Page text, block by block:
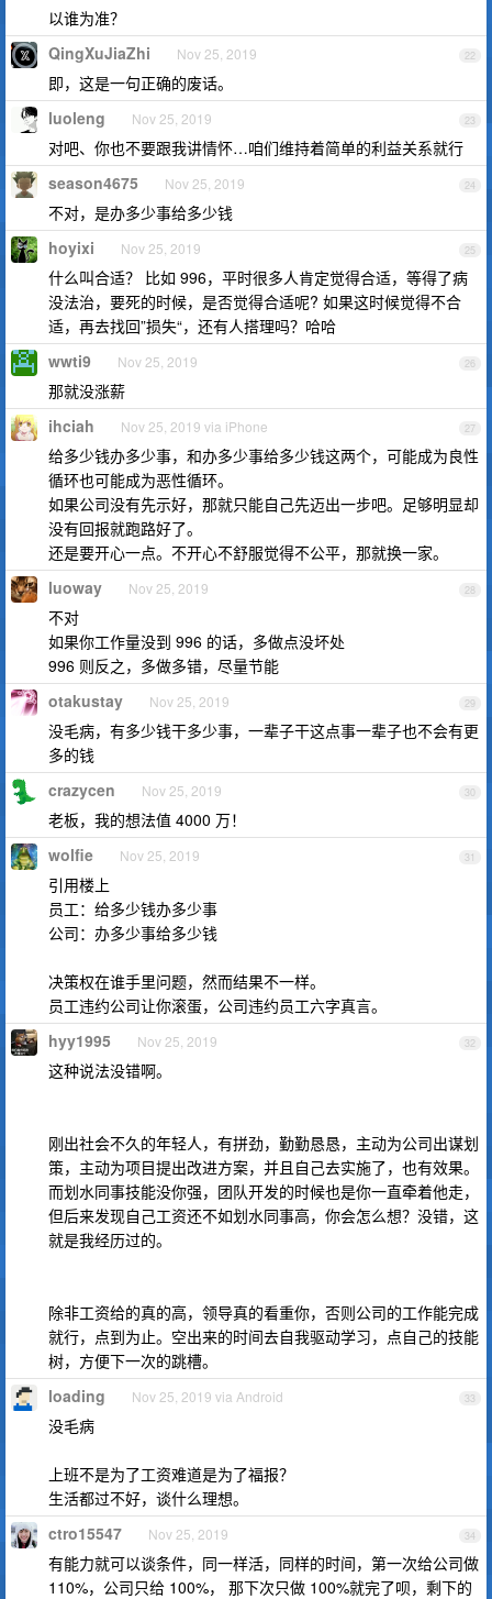
以谁为准？
22
QingXuJiaZhi Nov 25, 2019
即，这是一句正确的废话。
23
luoleng Nov 25, 2019
对吧、你也不要跟我讲情怀…咱们维持着简单的利益关系就行
24
season4675 Nov 25, 2019
不对，是办多少事给多少钱
25
hoyixi Nov 25, 2019
什么叫合适？ 比如 996，平时很多人肯定觉得合适，等得了病
没法治，要死的时候，是否觉得合适呢? 如果这时候觉得不合
适，再去找回”损失“，还有人搭理吗？哈哈
26
wwti9 Nov 25, 2019
那就没涨薪
27
ihciah Nov 25, 2019 via iPhone
给多少钱办多少事，和办多少事给多少钱这两个，可能成为良性
循环也可能成为恶性循环。
如果公司没有先示好，那就只能自己先迈出一步吧。足够明显却
没有回报就跑路好了。
还是要开心一点。不开心不舒服觉得不公平，那就换一家。
28
luoway Nov 25, 2019
不对
如果你工作量没到 996 的话，多做点没坏处
996 则反之，多做多错，尽量节能
29
otakustay Nov 25, 2019
没毛病，有多少钱干多少事，一辈子干这点事一辈子也不会有更
多的钱
30
crazycen Nov 25, 2019
老板，我的想法值 4000 万！
31
wolfie Nov 25, 2019
引用楼上
员工：给多少钱办多少事
公司：办多少事给多少钱
决策权在谁手里问题，然而结果不一样。
员工违约公司让你滚蛋，公司违约员工六字真言。
32
hyy1995 Nov 25, 2019
这种说法没错啊。
刚出社会不久的年轻人，有拼劲，勤勤恳恳，主动为公司出谋划
策，主动为项目提出改进方案，并且自己去实施了，也有效果。
而划水同事技能没你强，团队开发的时候也是你一直牵着他走，
但后来发现自己工资还不如划水同事高，你会怎么想？没错，这
就是我经历过的。
除非工资给的真的高，领导真的看重你，否则公司的工作能完成
就行，点到为止。空出来的时间去自我驱动学习，点自己的技能
树，方便下一次的跳槽。
33
loading Nov 25, 2019 via Android
没毛病
上班不是为了工资难道是为了福报？
生活都过不好，谈什么理想。
34
ctro15547 Nov 25, 2019
有能力就可以谈条件，同一样活，同样的时间，第一次给公司做
110%，公司只给 100%， 那下次只做 100%就完了呗，剩下的